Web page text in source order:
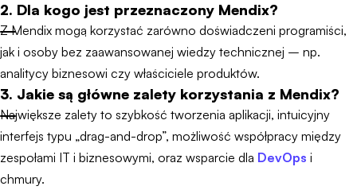
2. Dla kogo jest przeznaczony Mendix?
Z Mendix mogą korzystać zarówno doświadczeni programiści,
jak i osoby bez zaawansowanej wiedzy technicznej – np.
analitycy biznesowi czy właściciele produktów.
3. Jakie są główne zalety korzystania z Mendix?
Największe zalety to szybkość tworzenia aplikacji, intuicyjny
interfejs typu „drag-and-drop”, możliwość współpracy między
zespołami IT i biznesowymi, oraz wsparcie dla DevOps i
chmury.